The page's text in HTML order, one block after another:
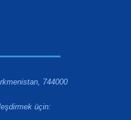
744000
üçin: